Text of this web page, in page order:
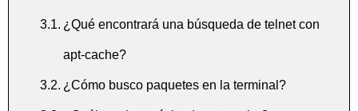
¿Qué encontrará una búsqueda de telnet con
apt-cache?
¿Cómo busco paquetes en la terminal?